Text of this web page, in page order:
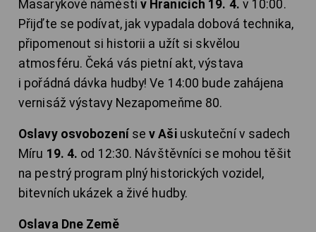
Masarykově náměstív Hranicích 19. 4. v 10:00.
Přijďte se podívat, jak vypadala dobová technika,
připomenout si historii a užít si skvělou
atmosféru. Čeká vás pietní akt, výstava
i pořádná dávka hudby! Ve 14:00 bude zahájena
vernisáž výstavy Nezapomeňme 80.
Oslavy osvobození se v Aši uskuteční v sadech
Míru 19. 4. od 12:30. Návštěvníci se mohou těšit
na pestrý program plný historických vozidel,
bitevních ukázek a živé hudby.
Oslava Dne Země